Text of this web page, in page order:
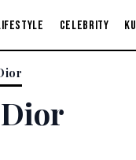
Celebrity